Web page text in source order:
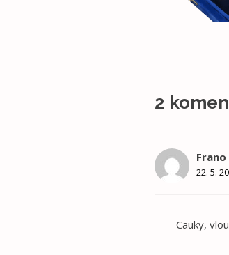
2
22. 5.
Cauky,